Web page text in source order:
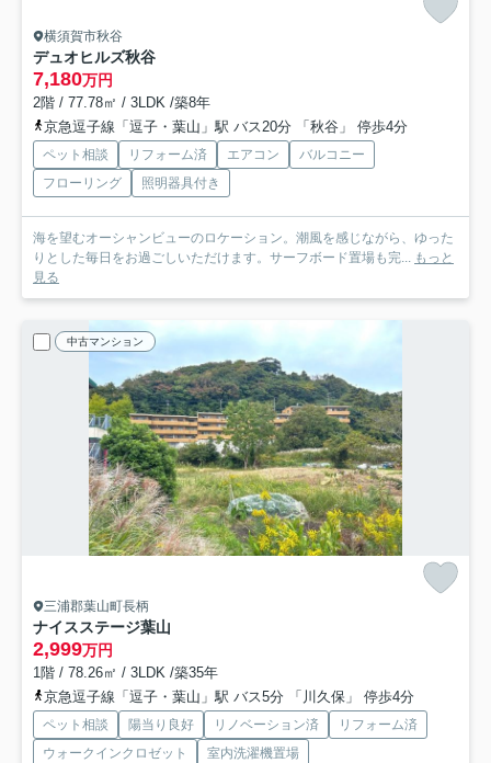
横須賀市秋谷
デュオヒルズ秋谷
7,180万円
2階 / 77.78㎡ / 3LDK /築8年
京急逗子線「逗子・葉山」駅 バス20分 「秋谷」 停歩4分
ペット相談 リフォーム済 エアコン
バルコニー
フローリング
照明器具付き
海を望むオーシャンビューのロケーション。潮風を感じながら、ゆった
りとした毎日をお過ごしいただけます。サーフボード置場も完... もっと
見る
中古マンション
三浦郡葉山町長柄
ナイスステージ葉山
2,999万円
1階 / 78.26㎡ / 3LDK /築35年
京急逗子線「逗子・葉山」駅 バス5分 「川久保」 停歩4分
ペット相談 陽当り良好 リノベーション済
リフォーム済
ウォークインクロゼット
室内洗濯機置場